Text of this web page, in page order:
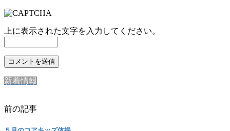
上に表示された文字を入力してください。
新着情報
前の記事